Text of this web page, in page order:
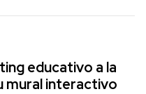
educativo a la
mural interactivo